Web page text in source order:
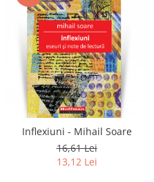
Inflexiuni - Mihail Soare
16,61 Lei
13,12 Lei